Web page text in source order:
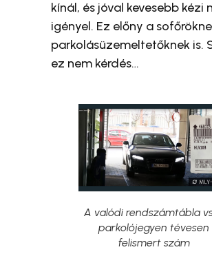
kínál, és jóval kevesebb kézi
igényel. Ez előny a
parkolásüzemeltetőknek is.
ez nem kérdés…
A valódi rendszámtábla
parkolójegyen tévesen
felismert szám